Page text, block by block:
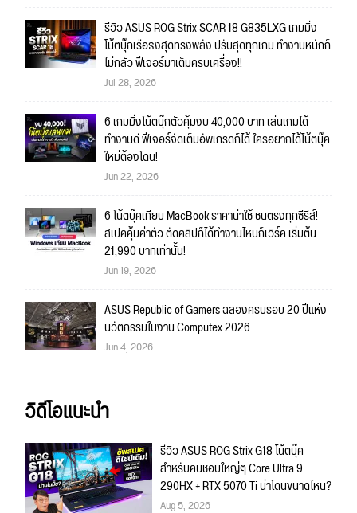
รีวิว ASUS ROG Strix SCAR 18 G835LXG เกมมิ่ง
โน้ตบุ๊กเรือธงสุดทรงพลัง ปรับสุดทุกเกม ทำงานหนักก็
ไม่กลัว ฟีเจอร์มาเต็มครบเครื่อง!!
Jul 28, 2026
6 เกมมิ่งโน้ตบุ๊กตัวคุ้มงบ 40,000 บาท เล่นเกมได้
ทำงานดี ฟีเจอร์จัดเต็มอัพเกรดก็ได้ ใครอยากได้โน้ตบุ๊ค
ใหม่ต้องโดน!
Jun 22, 2026
6 โน้ตบุ๊คเทียบ MacBook ราคาน่าใช้ ชนตรงทุกซีรีส์!
สเปคคุ้มค่าตัว ตัดคลิปก็ได้ทำงานไหนก็เวิร์ค เริ่มต้น
21,990 บาทเท่านั้น!
Jun 19, 2026
ASUS Republic of Gamers ฉลองครบรอบ 20 ปีแห่ง
นวัตกรรมในงาน Computex 2026
Jun 4, 2026
วิดีโอแนะนำ
รีวิว ASUS ROG Strix G18 โน้ตบุ๊ค
สำหรับคนชอบใหญ่ๆ Core Ultra 9
290HX + RTX 5070 Ti น่าโดนขนาดไหน?
Aug 5, 2026